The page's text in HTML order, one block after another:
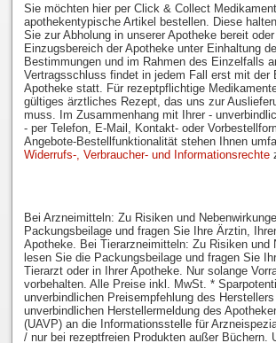
Sie möchten hier per Click & Collect
apothekentypische Artikel bestellen. Diese
Sie zur Abholung in unserer Apotheke bereit
Einzugsbereich der Apotheke unter Einhaltung
Bestimmungen und im Rahmen des Einzelfalls
Vertragsschluss findet in jedem Fall erst mit der
Apotheke statt. Für rezeptpflichtige
gültiges ärztliches Rezept, das uns zur
muss. Im Zusammenhang mit Ihrer -
- per Telefon, E-Mail, Kontakt- oder
Angebote-Bestellfunktionalität stehen Ihnen
Widerrufs-, Verbraucher- und Informationsrechte
Bei Arzneimitteln: Zu Risiken und
Packungsbeilage und fragen Sie Ihre Ärztin,
Apotheke. Bei Tierarzneimitteln: Zu Risiken und
lesen Sie die Packungsbeilage und fragen Sie
Tierarzt oder in Ihrer Apotheke. Nur solange
vorbehalten. Alle Preise inkl. MwSt. *
unverbindlichen Preisempfehlung des
unverbindlichen Herstellermeldung des
(UAVP) an die Informationsstelle für
/ nur bei rezeptfreien Produkten außer Büchern.